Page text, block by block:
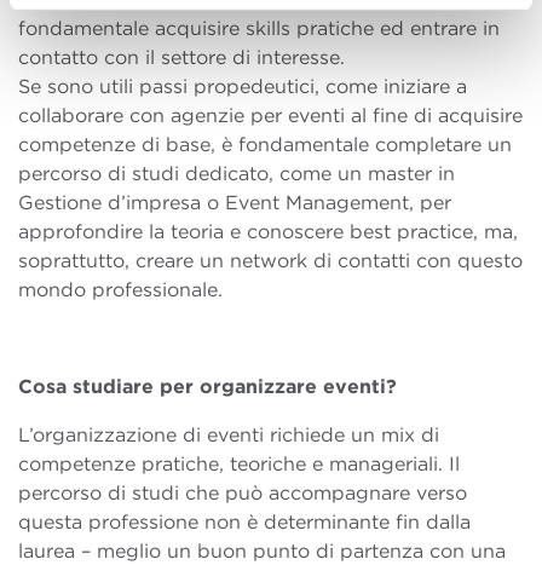
fondamentale acquisire skills pratiche ed entrare in
contatto con il settore di interesse.
Se sono utili passi propedeutici, come iniziare a
collaborare con agenzie per eventi al fine di acquisire
competenze di base, è fondamentale completare un
percorso di studi dedicato, come un master in
Gestione d’impresa o Event Management, per
approfondire la teoria e conoscere best practice, ma,
soprattutto, creare un network di contatti con questo
mondo professionale.
Cosa studiare per organizzare eventi?
L’organizzazione di eventi richiede un mix di
competenze pratiche, teoriche e manageriali. Il
percorso di studi che può accompagnare verso
questa professione non è determinante fin dalla
laurea – meglio un buon punto di partenza con una